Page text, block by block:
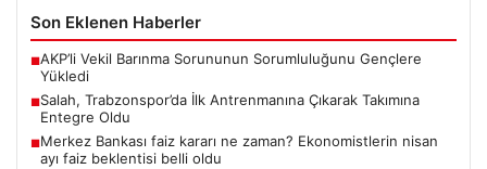
Son Eklenen Haberler
■AKP’li Vekil Barınma Sorununun Sorumluluğunu Gençlere
Yükledi
■Salah, Trabzonspor’da İlk Antrenmanına Çıkarak Takımına
Entegre Oldu
■Merkez Bankası faiz kararı ne zaman? Ekonomistlerin nisan
ayı faiz beklentisi belli oldu